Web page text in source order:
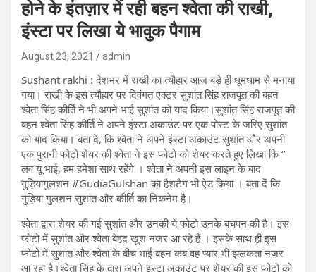
होने के इंतज़ार में रही बहन श्वेता की राखी,
इंस्टा पर लिखा ये भावुक पैगाम
August 23, 2021 admin
Sushant rakhi : देशभर में राखी का त्यौहार आज बड़े ही धूमधाम से मनाया
गया। राखी के इस त्यौहार पर दिवंगत एक्टर सुशांत सिंह राजपूत की बहन
श्वेता सिंह कीर्ति ने भी अपने भाई सुशांत को याद किया।सुशांत सिंह राजपूत की
बहन श्वेता सिंह कीर्ति ने अपने इंस्टा अकाउंट पर एक पोस्ट के जरिए सुशांत
को याद किया। बता दें, कि श्वेता ने अपने इंस्टा अकाउंट सुशांत और अपनी
एक पुरानी फोटो शेयर की श्वेता ने इस फोटो को शेयर करते हुए लिखा कि “
लव यू भाई, हम हमेशा साथ रहेंगे । श्वेता ने अपनी इस लाइन के बाद
गुड़ियागुलशन #GudiaGulshan का हैशटैग भी ऐड किया । बता दें कि
गुड़िया गुलशन सुशांत और कीर्ति का निकनेम है।
श्वेता द्वारा शेयर की गई सुशांत और उनकी ये फोटो उनके बचपन की है। इस
फोटो में सुशांत और श्वेता बेहद खुश नजर आ रहे हैं । इसके साथ ही इस
फोटो में सुशांत और श्वेता के बीच भाई बहन कब वह प्यार भी झलकता नजर
आ रहा है।श्वेता सिंह के द्वारा अपने इंस्टा अकाउंट पर शेयर की इस फोटो को